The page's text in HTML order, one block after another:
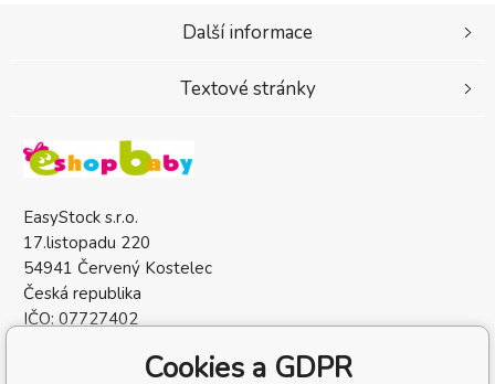
EasyStock s.r.o.
17.listopadu 220
54941 Červený Kostelec
Česká republika
IČO: 07727402
Další informace
Textové stránky
Cookies a GDPR